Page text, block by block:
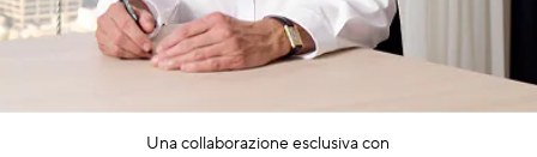
Una collaborazione esclusiva con